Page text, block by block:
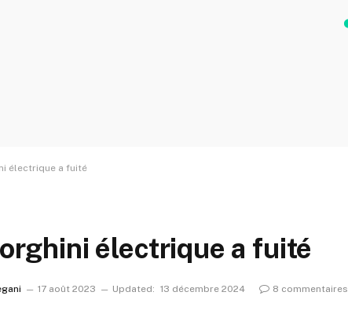
électrique a fuité
électrique a fuité
17 août 2023 Updated: 13 décembre 2024 8 commentaires